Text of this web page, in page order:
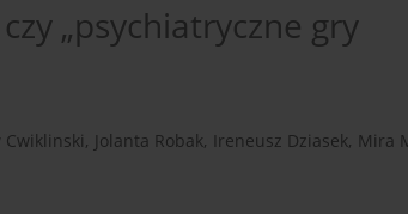
„psychiatryczne gry
, Jolanta Robak, Ireneusz Dziasek, Mira